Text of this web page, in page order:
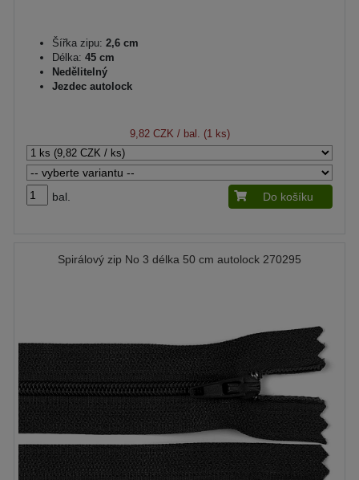
Šířka zipu: 2,6 cm
Délka: 45 cm
Nedělitelný
Jezdec autolock
9,82 CZK / bal. (1 ks)
bal. Do košíku
Spirálový zip No 3 délka 50 cm autolock 270295